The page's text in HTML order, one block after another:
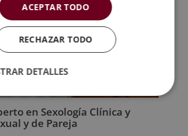
en Sexología Clínica y
y de Pareja
ACEPTAR TODO
RECHAZAR TODO
DETALLES